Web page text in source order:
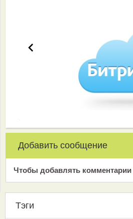
Добавить сообщение
Чтобы добавлять комментарии
Тэги